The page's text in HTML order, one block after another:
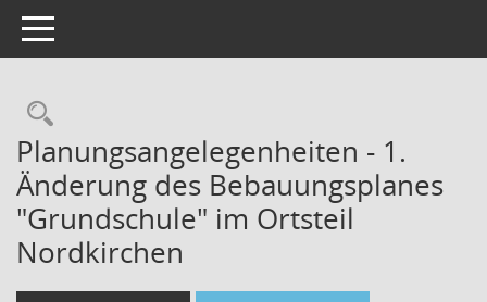
Toggle navigation
Rechercheauswahl
Planungsangelegenheiten - 1.
Änderung des Bebauungsplanes
"Grundschule" im Ortsteil
Nordkirchen